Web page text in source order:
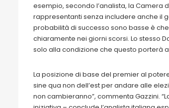
esempio, secondo l’analista, la Camera
rappresentanti senza includere anche il
probabilità di successo sono basse è
chiaramente nei giorni scorsi. Lo stesso
solo alla condizione che questo porterà
La posizione di base del premier al
sine qua non dell’est per andare alle
non cambieranno”, commenta Gazzini.